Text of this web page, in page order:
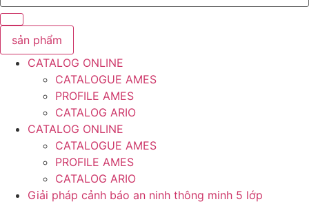
sản phẩm
CATALOG ONLINE
CATALOGUE AMES
PROFILE AMES
CATALOG ARIO
CATALOG ONLINE
CATALOGUE AMES
PROFILE AMES
CATALOG ARIO
Giải pháp cảnh báo an ninh thông minh 5 lớp